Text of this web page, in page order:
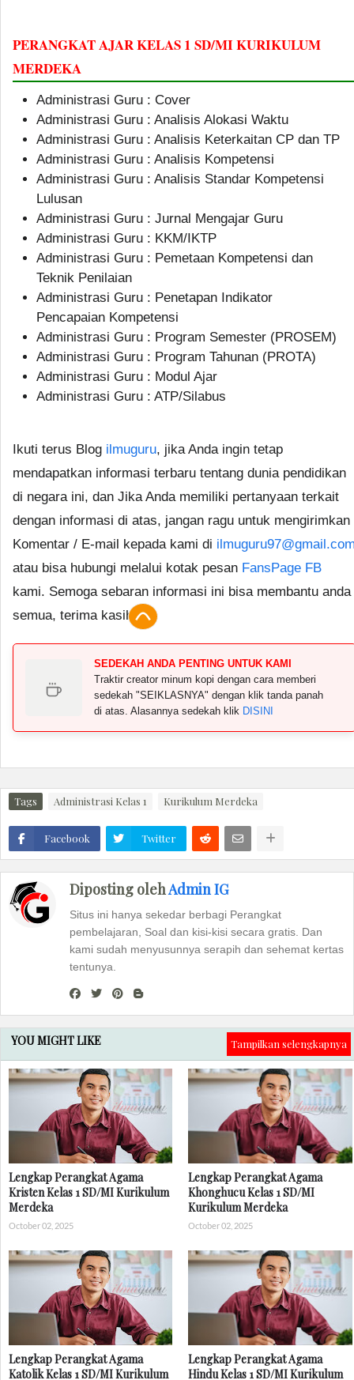
PERANGKAT AJAR KELAS 1 SD/MI KURIKULUM
MERDEKA
Administrasi Guru : Cover
Administrasi Guru : Analisis Alokasi Waktu
Administrasi Guru : Analisis Keterkaitan CP dan TP
Administrasi Guru : Analisis Kompetensi
Administrasi Guru : Analisis Standar Kompetensi
Lulusan
Administrasi Guru : Jurnal Mengajar Guru
Administrasi Guru : KKM/IKTP
Administrasi Guru : Pemetaan Kompetensi dan
Teknik Penilaian
Administrasi Guru : Penetapan Indikator
Pencapaian Kompetensi
Administrasi Guru : Program Semester (PROSEM)
Administrasi Guru : Program Tahunan (PROTA)
Administrasi Guru : Modul Ajar
Administrasi Guru : ATP/Silabus
Ikuti terus Blog ilmuguru, jika Anda ingin tetap
mendapatkan informasi terbaru tentang dunia pendidikan
di negara ini, dan Jika Anda memiliki pertanyaan terkait
dengan informasi di atas, jangan ragu untuk mengirimkan
Komentar / E-mail kepada kami di
atau bisa hubungi melalui kotak pesan FansPage FB
kami. Semoga sebaran informasi ini bisa membantu anda
semua, terima kasih.
SEDEKAH ANDA PENTING UNTUK KAMI
Traktir creator minum kopi dengan cara memberi
sedekah "SEIKLASNYA" dengan klik tanda panah
di atas. Alasannya sedekah klik DISINI
Tags Administrasi Kelas 1 Kurikulum Merdeka
Facebook Twitter
Diposting olehAdmin IG
Situs ini hanya sekedar berbagi Perangkat
pembelajaran, Soal dan kisi-kisi secara gratis. Dan
kami sudah menyusunnya serapih dan sehemat kertas
tentunya.
YOU MIGHT LIKE Tampilkan selengkapnya
Lengkap Perangkat Agama
Kristen Kelas 1 SD/MI Kurikulum
Merdeka
October 02, 2025
Lengkap Perangkat Agama
Khonghucu Kelas 1 SD/MI
Kurikulum Merdeka
October 02, 2025
Lengkap Perangkat Agama
Katolik Kelas 1 SD/MI Kurikulum
Lengkap Perangkat Agama
Hindu Kelas 1 SD/MI Kurikulum